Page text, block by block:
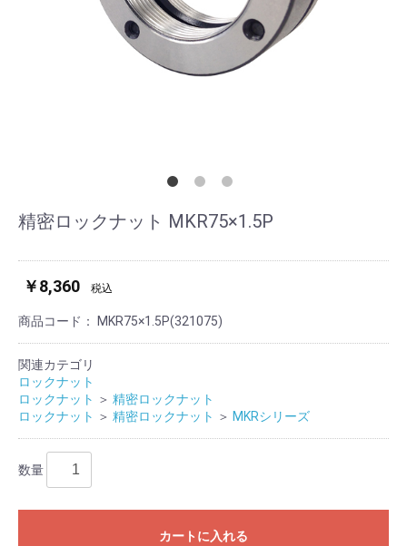
精密ロックナット MKR75×1.5P
￥8,360 税込
商品コード： MKR75×1.5P(321075)
関連カテゴリ
ロックナット
ロックナット ＞ 精密ロックナット
ロックナット ＞ 精密ロックナット ＞ MKRシリーズ
数量
カートに入れる